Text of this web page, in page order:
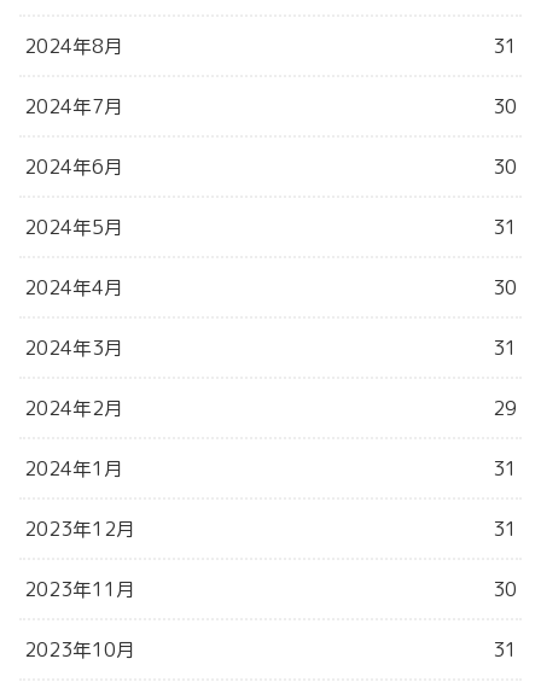
2024年8月 31
2024年7月 30
2024年6月 30
2024年5月 31
2024年4月 30
2024年3月 31
2024年2月 29
2024年1月 31
2023年12月 31
2023年11月 30
2023年10月 31